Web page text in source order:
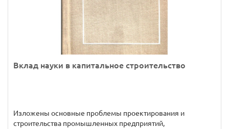
Вклад науки в капитальное строительство
Изложены основные проблемы проектирования и
строительства промышленных предприятий,